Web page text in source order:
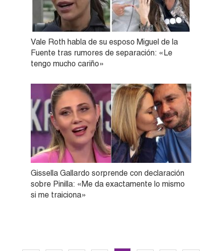
Vale Roth habla de su esposo Miguel de la
Fuente tras rumores de separación: «Le
tengo mucho cariño»
Gissella Gallardo sorprende con declaración
sobre Pinilla: «Me da exactamente lo mismo
si me traiciona»